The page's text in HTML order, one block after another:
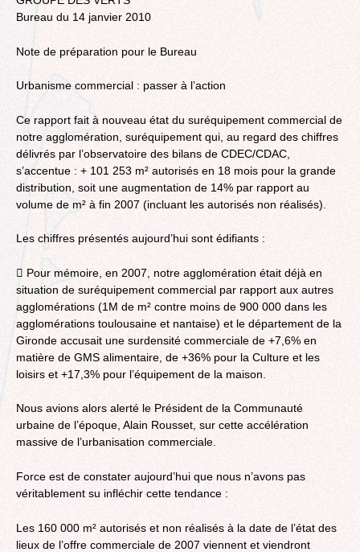
Bureau du 14 janvier 2010
Note de préparation pour le Bureau
Urbanisme commercial : passer à l’action
Ce rapport fait à nouveau état du suréquipement commercial de
notre agglomération, suréquipement qui, au regard des chiffres
délivrés par l’observatoire des bilans de CDEC/CDAC,
s’accentue : + 101 253 m² autorisés en 18 mois pour la grande
distribution, soit une augmentation de 14% par rapport au
volume de m² à fin 2007 (incluant les autorisés non réalisés).
Les chiffres présentés aujourd’hui sont édifiants :
 Pour mémoire, en 2007, notre agglomération était déjà en
situation de suréquipement commercial par rapport aux autres
agglomérations (1M de m² contre moins de 900 000 dans les
agglomérations toulousaine et nantaise) et le département de la
Gironde accusait une surdensité commerciale de +7,6% en
matière de GMS alimentaire, de +36% pour la Culture et les
loisirs et +17,3% pour l’équipement de la maison.
Nous avions alors alerté le Président de la Communauté
urbaine de l’époque, Alain Rousset, sur cette accélération
massive de l’urbanisation commerciale.
Force est de constater aujourd’hui que nous n’avons pas
véritablement su infléchir cette tendance :
Les 160 000 m² autorisés et non réalisés à la date de l’état des
lieux de l’offre commerciale de 2007 viennent et viendront